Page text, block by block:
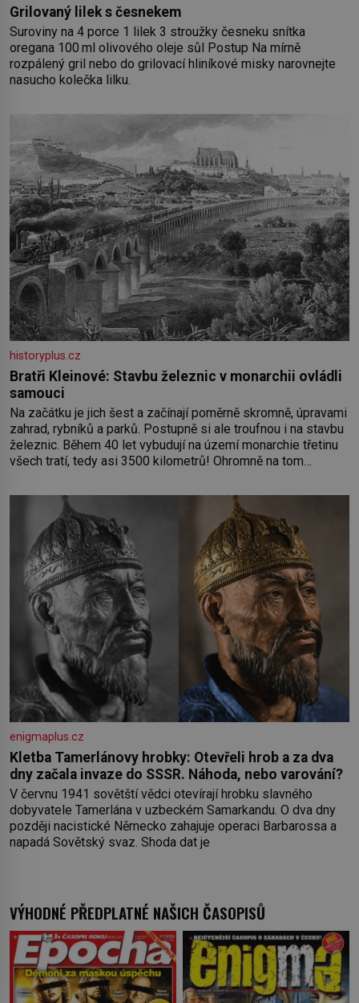
Grilovaný lilek s česnekem
Suroviny na 4 porce 1 lilek 3 stroužky česneku snítka
oregana 100 ml olivového oleje sůl Postup Na mírně
rozpálený gril nebo do grilovací hliníkové misky narovnejte
nasucho kolečka lilku.
historyplus.cz
Bratři Kleinové: Stavbu železnic v monarchii ovládli
samouci
Na začátku je jich šest a začínají poměrně skromně, úpravami
zahrad, rybníků a parků. Postupně si ale troufnou i na stavbu
železnic. Během 40 let vybudují na území monarchie třetinu
všech tratí, tedy asi 3500 kilometrů! Ohromně na tom
Johannovi (1756–1835), který má malý statek na Jesenicku
enigmaplus.cz
Kletba Tamerlánovy hrobky: Otevřeli hrob a za dva
dny začala invaze do SSSR. Náhoda, nebo varování?
V červnu 1941 sovětští vědci otevírají hrobku slavného
dobyvatele Tamerlána v uzbeckém Samarkandu. O dva dny
později nacistické Německo zahajuje operaci Barbarossa a
napadá Sovětský svaz. Shoda dat je
VÝHODNÉ PŘEDPLATNÉ NAŠICH ČASOPISŮ